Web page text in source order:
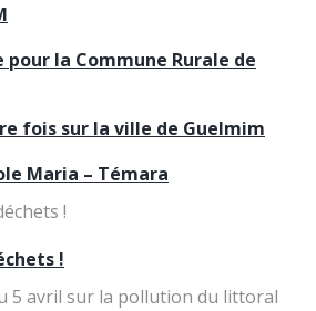
pour la Commune Rurale de
fois sur la ville de Guelmim
Maria – Témara
!